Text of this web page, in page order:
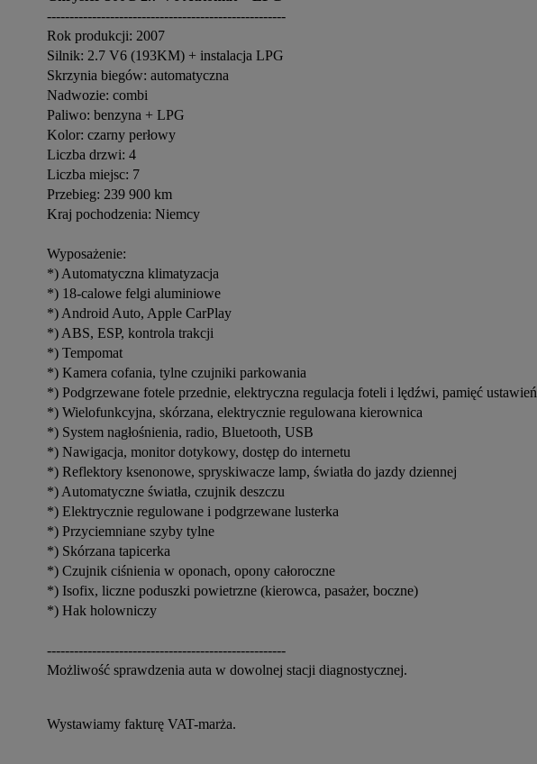
-----------------------------------------------------
Rok produkcji: 2007
Silnik: 2.7 V6 (193KM) + instalacja LPG
Skrzynia biegów: automatyczna
Nadwozie: combi
Paliwo: benzyna + LPG
Kolor: czarny perłowy
Liczba drzwi: 4
Liczba miejsc: 7
Przebieg: 239 900 km
Kraj pochodzenia: Niemcy
Wyposażenie:
*) Automatyczna klimatyzacja
*) 18-calowe felgi aluminiowe
*) Android Auto, Apple CarPlay
*) ABS, ESP, kontrola trakcji
*) Tempomat
*) Kamera cofania, tylne czujniki parkowania
*) Podgrzewane fotele przednie, elektryczna regulacja foteli i lędźwi, pamięć ustawień
*) Wielofunkcyjna, skórzana, elektrycznie regulowana kierownica
*) System nagłośnienia, radio, Bluetooth, USB
*) Nawigacja, monitor dotykowy, dostęp do internetu
*) Reflektory ksenonowe, spryskiwacze lamp, światła do jazdy dziennej
*) Automatyczne światła, czujnik deszczu
*) Elektrycznie regulowane i podgrzewane lusterka
*) Przyciemniane szyby tylne
*) Skórzana tapicerka
*) Czujnik ciśnienia w oponach, opony całoroczne
*) Isofix, liczne poduszki powietrzne (kierowca, pasażer, boczne)
*) Hak holowniczy
-----------------------------------------------------
Możliwość sprawdzenia auta w dowolnej stacji diagnostycznej.
Wystawiamy fakturę VAT-marża.